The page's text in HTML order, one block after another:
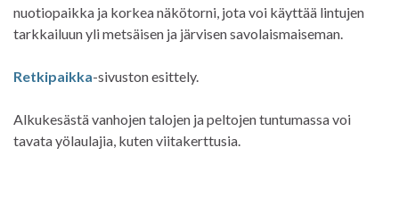
nuotiopaikka ja korkea näkötorni, jota voi käyttää lintujen
tarkkailuun yli metsäisen ja järvisen savolaismaiseman.
Retkipaikka-sivuston esittely.
Alkukesästä vanhojen talojen ja peltojen tuntumassa voi
tavata yölaulajia, kuten viitakerttusia.